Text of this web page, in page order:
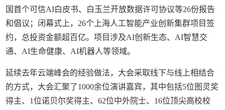
国首个可信AI白皮书、白玉兰开放数据许可协议等26份报告
和倡议；闭幕式上，26个上海人工智能产业创新集群项目签
约，总投资金额超百亿。项目涉及AI创新生态、AI智慧交
通、AI生命健康、AI机器人等领域。
延续去年云端峰会的经验做法，大会采取线下与线上相结合
的方式，大会汇聚了1000余位演讲嘉宾，其中包括5位图灵奖
得主、1位诺贝尔奖得主、62位中外院士、16位顶尖高校校